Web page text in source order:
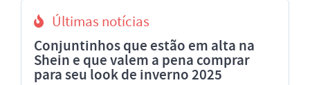
Últimas notícias
Conjuntinhos que estão em alta na
Shein e que valem a pena comprar
para seu look de inverno 2025